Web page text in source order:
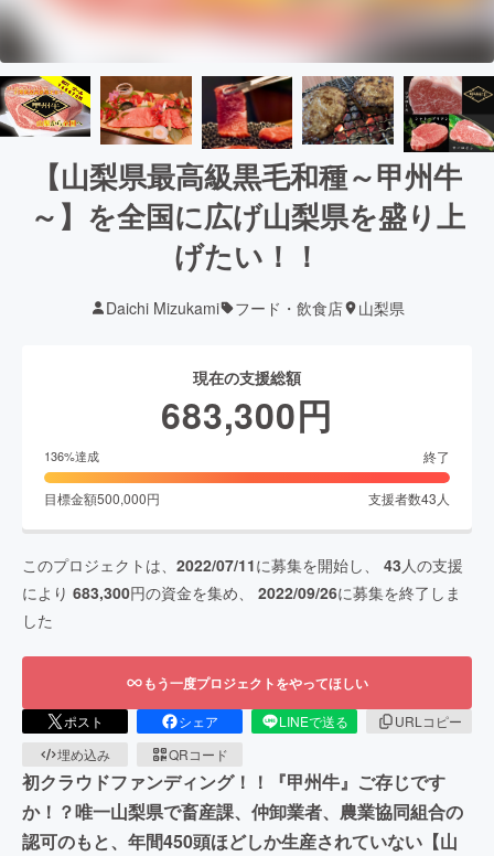
【山梨県最高級黒毛和種～甲州牛
～】を全国に広げ山梨県を盛り上
げたい！！
Daichi Mizukami フード・飲食店 山梨県
現在の支援総額
683,300円
136%達成 終了
目標金額500,000円 支援者数43 人
このプロジェクトは、 2022/07/11に募集を開始し、 43 人の支援
により 683,300円の資金を集め、 2022/09/26に募集を終了しま
した
もう一度プロジェクトをやってほしい
ポスト シェア LINEで送る
URLコピー
埋め込み
QRコード
初クラウドファンディング！！『甲州牛』ご存じです
か！？唯一山梨県で畜産課、仲卸業者、農業協同組合の
認可のもと、年間450頭ほどしか生産されていない【山